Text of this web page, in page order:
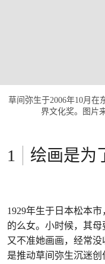
草间弥生于2006年10月在
界文化奖。图片
绘画是为
1929年生于日本松本市
的么女。小时候，其母
又不准她画画，经常
是推动草间弥生沉迷创